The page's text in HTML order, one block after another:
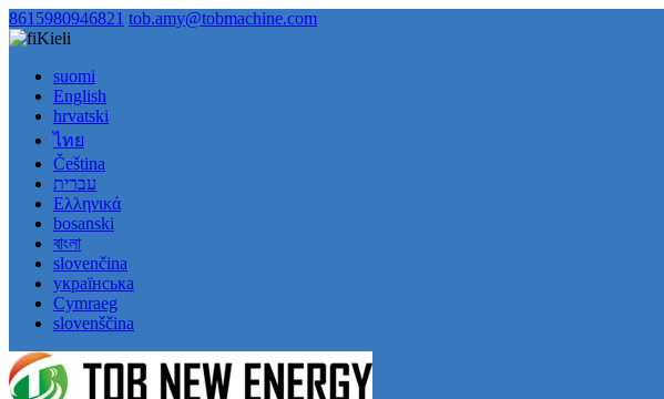
8615980946821 tob.amy@tobmachine.com
Kieli
suomi
English
hrvatski
ไทย
Čeština
עברית
Ελληνικά
bosanski
বাংলা
slovenčina
українська
Cymraeg
slovenščina